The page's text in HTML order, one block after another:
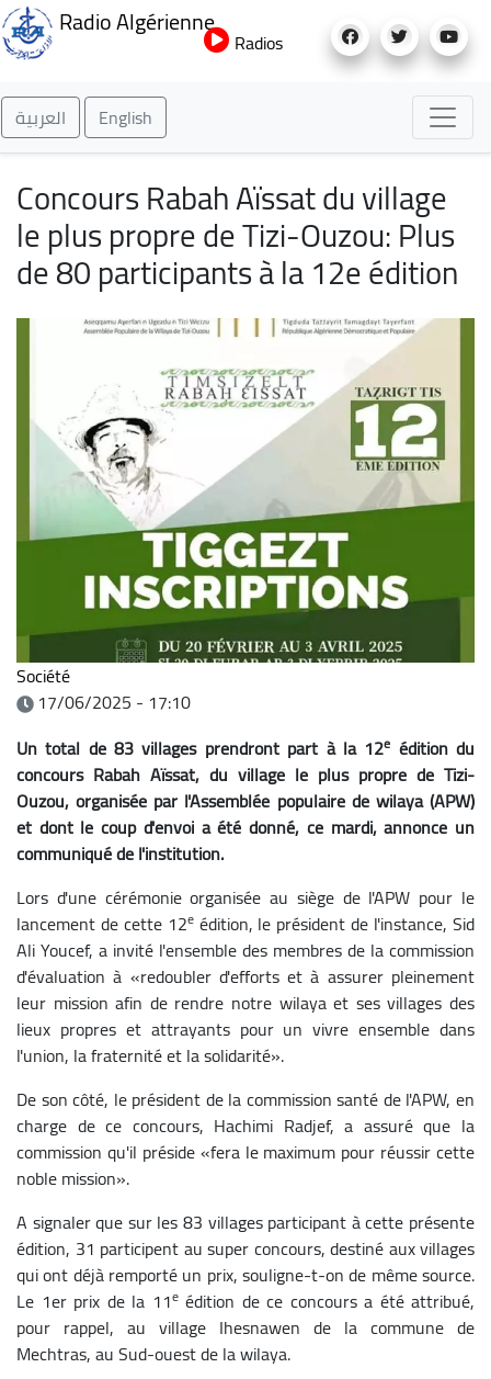
au
Radio Algérienne
Radios
العربية English
Concours Rabah Aïssat du village
le plus propre de Tizi-Ouzou: Plus
de 80 participants à la 12e édition
Société
17/06/2025 - 17:10
Un total de 83 villages prendront part à la 12e édition du
concours Rabah Aïssat, du village le plus propre de Tizi-
Ouzou, organisée par l'Assemblée populaire de wilaya (APW)
et dont le coup d'envoi a été donné, ce mardi, annonce un
communiqué de l'institution.
Lors d'une cérémonie organisée au siège de l'APW pour le
lancement de cette 12eédition, le président de l'instance, Sid
Ali Youcef, a invité l'ensemble des membres de la commission
d'évaluation à «redoubler d'efforts et à assurer pleinement
leur mission afin de rendre notre wilaya et ses villages des
lieux propres et attrayants pour un vivre ensemble dans
l'union, la fraternité et la solidarité».
De son côté, le président de la commission santé de l'APW, en
charge de ce concours, Hachimi Radjef, a assuré que la
commission qu'il préside «fera le maximum pour réussir cette
noble mission».
A signaler que sur les 83 villages participant à cette présente
édition, 31 participent au super concours, destiné aux villages
qui ont déjà remporté un prix, souligne-t-on de même source.
Le 1er prix de la 11eédition de ce concours a été attribué,
pour rappel, au village Ihesnawen de la commune de
Mechtras, au Sud-ouest de la wilaya.